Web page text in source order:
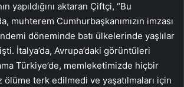
yapıldığını aktaran Çiftçi, “Bu
muhterem Cumhurbaşkanımızın imzası
döneminde batı ülkelerinde yaşlılar
İtalya’da, Avrupa’daki görüntüleri
Türkiye’de, memleketimizde hiçbir
terk edilmedi ve yaşatılmaları için